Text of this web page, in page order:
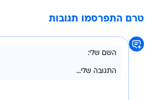
טרם התפרסמו תגובות